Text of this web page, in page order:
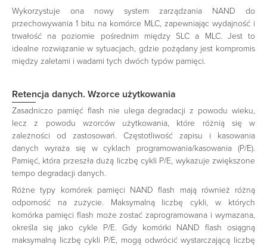
Wykorzystuje ona nowy system zarządzania NAND do
przechowywania 1 bitu na komórce MLC, zapewniając wydajność i
trwałość na poziomie pośrednim między SLC a MLC. Jest to
idealne rozwiązanie w sytuacjach, gdzie pożądany jest kompromis
między zaletami i wadami tych dwóch typów pamięci.
Retencja danych. Wzorce użytkowania
Zasadniczo pamięć flash nie ulega degradacji z powodu wieku,
lecz z powodu wzorców użytkowania, które różnią się w
zależności od zastosowań. Częstotliwość zapisu i kasowania
danych wyraża się w cyklach programowania/kasowania (P/E).
Pamięć, która przeszła dużą liczbę cykli P/E, wykazuje zwiększone
tempo degradacji danych.
Różne typy komórek pamięci NAND flash mają również różną
odporność na zużycie. Maksymalną liczbę cykli, w których
komórka pamięci flash może zostać zaprogramowana i wymazana,
określa się jako cykle P/E. Gdy komórki NAND flash osiągną
maksymalną liczbę cykli P/E, mogą odwrócić wystarczającą liczbę